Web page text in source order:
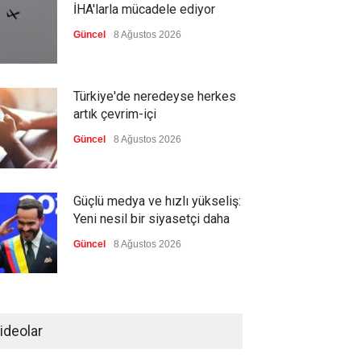
İHA'larla mücadele ediyor
Güncel 8 Ağustos 2026
Türkiye'de neredeyse herkes
artık çevrim-içi
Güncel 8 Ağustos 2026
Güçlü medya ve hızlı yükseliş:
Yeni nesil bir siyasetçi daha
Güncel 8 Ağustos 2026